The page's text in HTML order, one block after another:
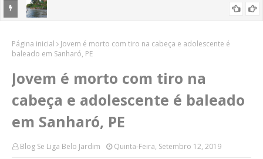
dias de buscas em Cortês
Página inicial
Jovem é morto com tiro na cabeça e adolescente é
baleado em Sanharó, PE
Jovem é morto com tiro na
cabeça e adolescente é baleado
em Sanharó, PE
Blog Se Liga Belo Jardim Quinta-Feira, Setembro 12, 2019